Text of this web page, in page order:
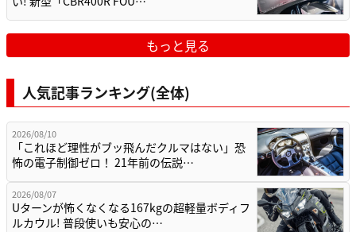
もっと見る
人気記事ランキング(全体)
2026/08/10
「これほど理性がブッ飛んだクルマはない」恐
怖の電子制御ゼロ！ 21年前の伝説…
2026/08/07
Uターンが怖くなくなる167kgの超軽量ボディフ
ルカウル! 普段使いも安心の…